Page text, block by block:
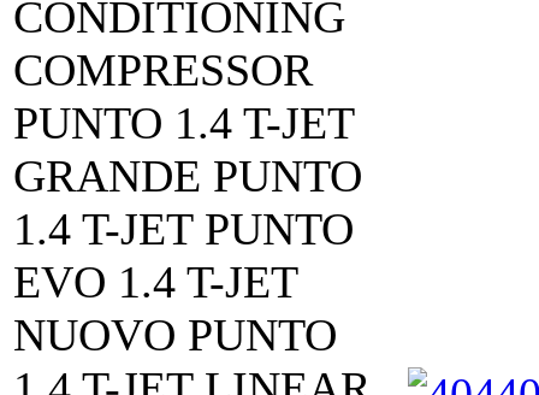
CONDITIONING
COMPRESSOR
PUNTO 1.4 T-JET
GRANDE PUNTO
1.4 T-JET PUNTO
EVO 1.4 T-JET
NUOVO PUNTO